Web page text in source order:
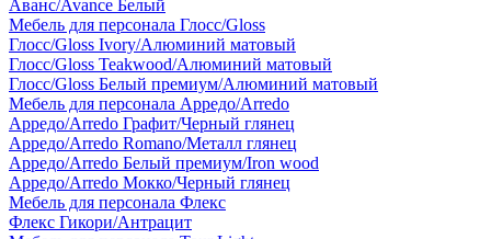
Аванс/Avance Белый
Мебель для персонала Глосс/Gloss
Глосс/Gloss Ivory/Алюминий матовый
Глосс/Gloss Teakwood/Алюминий матовый
Глосс/Gloss Белый премиум/Алюминий матовый
Мебель для персонала Арредо/Arredo
Арредо/Arredo Графит/Черный глянец
Арредо/Arredo Romano/Металл глянец
Арредо/Arredo Белый премиум/Iron wood
Арредо/Arredo Мокко/Черный глянец
Мебель для персонала Флекс
Флекс Гикори/Антрацит